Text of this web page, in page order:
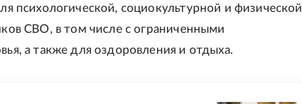
психологической, социокультурной и физической
СВО, в том числе с ограниченными
а также для оздоровления и отдыха.